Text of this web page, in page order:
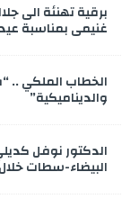
برقية تهنئة الى
غنيمي بمناسبة
الخطاب الملكي ..
والديناميكية”
البيضاء-سطات خلال